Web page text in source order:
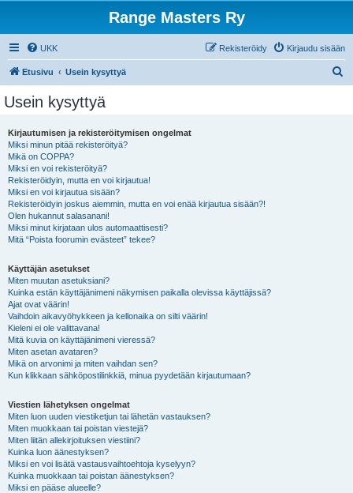
Range Masters Ry
UKK Kirjaudu sisään
Rekisteröidy
Etusivu Usein kysyttyä
Usein kysyttyä
Kirjautumisen ja rekisteröitymisen ongelmat
Miksi minun pitää rekisteröityä?
Mikä on COPPA?
Miksi en voi rekisteröityä?
Rekisteröidyin, mutta en voi kirjautua!
Miksi en voi kirjautua sisään?
Rekisteröidyin joskus aiemmin, mutta en voi enää kirjautua sisään?!
Olen hukannut salasanani!
Miksi minut kirjataan ulos automaattisesti?
Mitä “Poista foorumin evästeet” tekee?
Käyttäjän asetukset
Miten muutan asetuksiani?
Kuinka estän käyttäjänimeni näkymisen paikalla olevissa käyttäjissä?
Ajat ovat väärin!
Vaihdoin aikavyöhykkeen ja kellonaika on silti väärin!
Kieleni ei ole valittavana!
Mitä kuvia on käyttäjänimeni vieressä?
Miten asetan avataren?
Mikä on arvonimi ja miten vaihdan sen?
Kun klikkaan sähköpostilinkkiä, minua pyydetään kirjautumaan?
Viestien lähetyksen ongelmat
Miten luon uuden viestiketjun tai lähetän vastauksen?
Miten muokkaan tai poistan viestejä?
Miten liitän allekirjoituksen viestiini?
Kuinka luon äänestyksen?
Miksi en voi lisätä vastausvaihtoehtoja kyselyyn?
Kuinka muokkaan tai poistan äänestyksen?
Miksi en pääse alueelle?